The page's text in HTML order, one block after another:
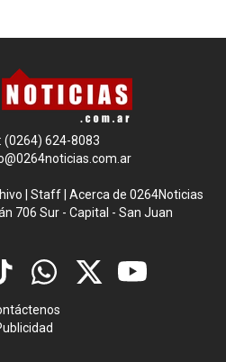
(0264) 624-8083
|Staff |Acerca de 0264Noticias
706 Sur - Capital - San Juan